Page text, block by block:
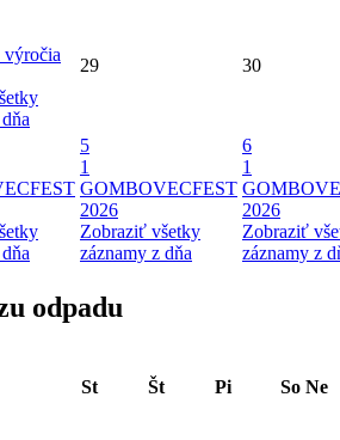
výročia
29 30
5
1
GOMBOVECFEST
2026
Zobraziť všetky
záznamy z dňa
6
1
2026
Zobraziť
záznamy z
odpadu
St Št Pi So Ne